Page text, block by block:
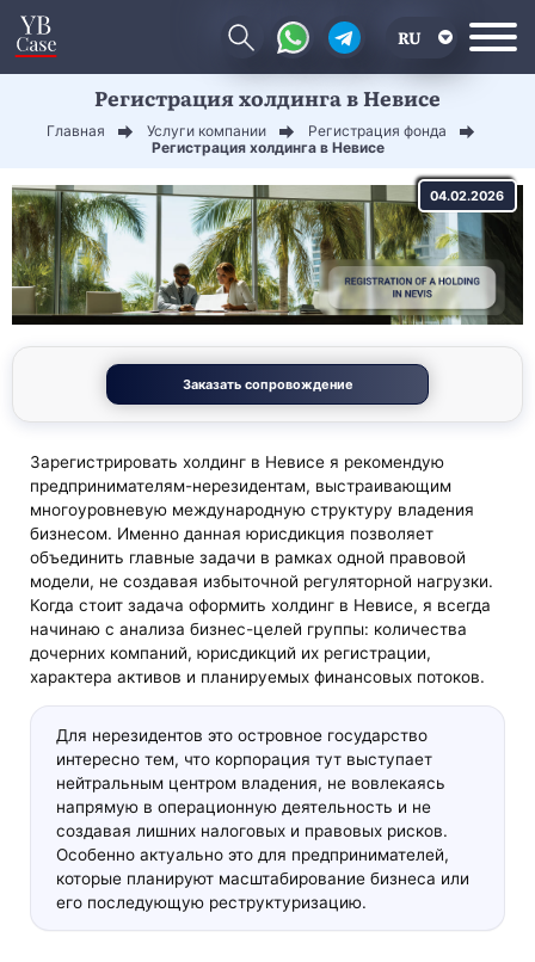
RU
Регистрация холдинга в Невисе
Главная Услуги компании
Регистрация фонда
Регистрация холдинга в Невисе
04.02.2026
Заказать сопровождение
Зарегистрировать холдинг в Невисе я рекомендую
предпринимателям-нерезидентам, выстраивающим
многоуровневую международную структуру владения
бизнесом. Именно данная юрисдикция позволяет
объединить главные задачи в рамках одной правовой
модели, не создавая избыточной регуляторной нагрузки.
Когда стоит задача оформить холдинг в Невисе, я всегда
начинаю с анализа бизнес-целей группы: количества
дочерних компаний, юрисдикций их регистрации,
характера активов и планируемых финансовых потоков.
Для нерезидентов это островное государство
интересно тем, что корпорация тут выступает
нейтральным центром владения, не вовлекаясь
напрямую в операционную деятельность и не
создавая лишних налоговых и правовых рисков.
Особенно актуально это для предпринимателей,
которые планируют масштабирование бизнеса или
его последующую реструктуризацию.